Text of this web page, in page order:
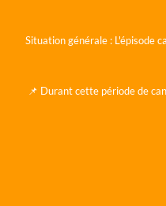
Situation générale : L'épisode
📌 Durant cette période de